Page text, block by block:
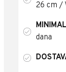
26 cm /
dana